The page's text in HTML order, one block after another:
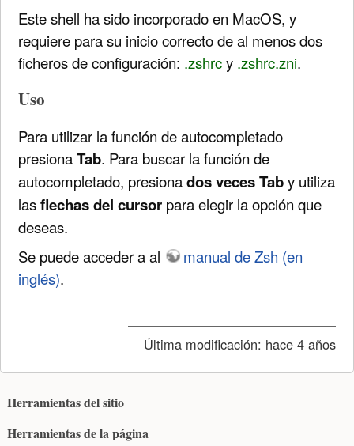
Este shell ha sido incorporado en MacOS, y
requiere para su inicio correcto de al menos dos
ficheros de configuración: .zshrcy .zshrc.zni.
Uso
Para utilizar la función de autocompletado
presionaTab. Para buscar la función de
autocompletado, presionados veces Taby utiliza
lasflechas del cursor para elegir la opción que
deseas.
Se puede acceder a al
manual de Zsh (en
inglés).
Última modificación: hace 4 años
Herramientas del sitio
Herramientas de la página